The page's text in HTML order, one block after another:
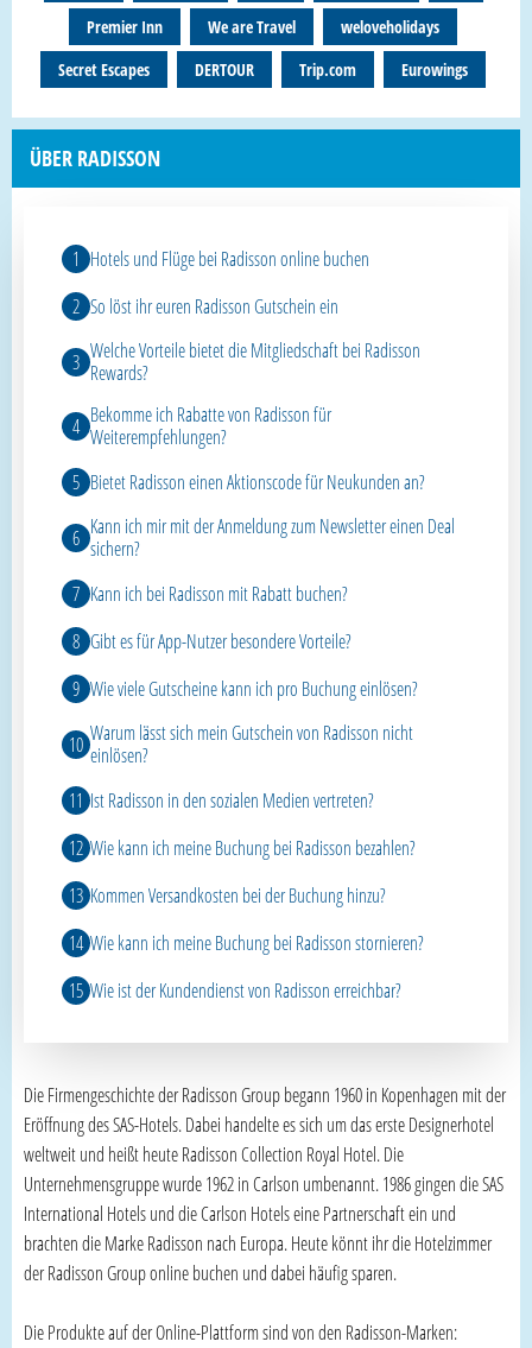
Premier Inn We are Travel
weloveholidays
Secret Escapes
DERTOUR Trip.com Eurowings
ÜBER RADISSON
Hotels und Flüge bei Radisson online buchen
So löst ihr euren Radisson Gutschein ein
Welche Vorteile bietet die Mitgliedschaft bei Radisson
Rewards?
Bekomme ich Rabatte von Radisson für
Weiterempfehlungen?
Bietet Radisson einen Aktionscode für Neukunden an?
Kann ich mir mit der Anmeldung zum Newsletter einen Deal
sichern?
Kann ich bei Radisson mit Rabatt buchen?
Gibt es für App-Nutzer besondere Vorteile?
Wie viele Gutscheine kann ich pro Buchung einlösen?
Warum lässt sich mein Gutschein von Radisson nicht
einlösen?
Ist Radisson in den sozialen Medien vertreten?
Wie kann ich meine Buchung bei Radisson bezahlen?
Kommen Versandkosten bei der Buchung hinzu?
Wie kann ich meine Buchung bei Radisson stornieren?
Wie ist der Kundendienst von Radisson erreichbar?
Die Firmengeschichte der Radisson Group begann 1960 in Kopenhagen mit der
Eröffnung des SAS-Hotels. Dabei handelte es sich um das erste Designerhotel
weltweit und heißt heute Radisson Collection Royal Hotel. Die
Unternehmensgruppe wurde 1962 in Carlson umbenannt. 1986 gingen die SAS
International Hotels und die Carlson Hotels eine Partnerschaft ein und
brachten die Marke Radisson nach Europa. Heute könnt ihr die Hotelzimmer
der Radisson Group online buchen und dabei häufig sparen.
Die Produkte auf der Online-Plattform sind von den Radisson-Marken: